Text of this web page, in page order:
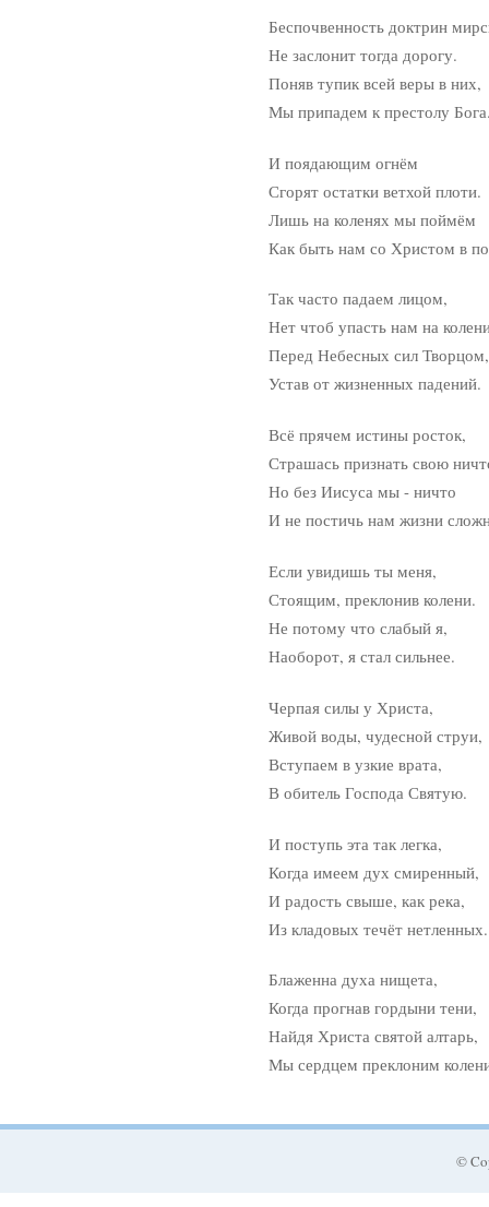
Беспочвенность доктрин
Не заслонит тогда дорогу.
Поняв тупик всей веры в них,
Мы припадем к престолу
И поядающим огнём
Сгорят остатки ветхой плоти.
Лишь на коленях мы поймём
Как быть нам со Христом в
Так часто падаем лицом,
Нет чтоб упасть нам на
Перед Небесных сил Творцом,
Устав от жизненных падений.
Всё прячем истины росток,
Страшась признать свою
Но без Иисуса мы - ничто
И не постичь нам жизни
Если увидишь ты меня,
Стоящим, преклонив колени.
Не потому что слабый я,
Наоборот, я стал сильнее.
Черпая силы у Христа,
Живой воды, чудесной струи,
Вступаем в узкие врата,
В обитель Господа Святую.
И поступь эта так легка,
Когда имеем дух смиренный,
И радость свыше, как река,
Из кладовых течёт нетленных.
Блаженна духа нищета,
Когда прогнав гордыни тени,
Найдя Христа святой алтарь,
Мы сердцем преклоним
©